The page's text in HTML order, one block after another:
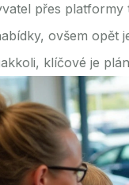
přes
ovšem opět
klíčové je